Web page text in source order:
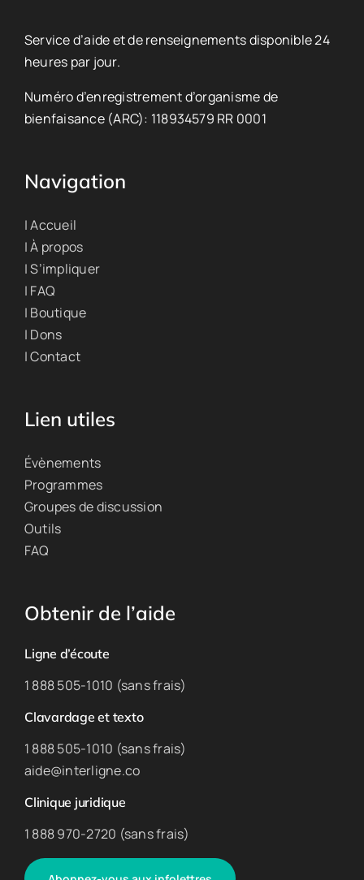
Service d’aide et de renseignements disponible 24
heures par jour.
Numéro d’enregistrement d’organisme de
bienfaisance (ARC): 118934579 RR 0001
Navigation
| Accueil
| À propos
| S’impliquer
| FAQ
| Boutique
| Dons
| Contact
Lien utiles
Évènements
Programmes
Groupes de discussion
Outils
FAQ
Obtenir de l’aide
Ligne d’écoute
1 888 505-1010 (sans frais)
Clavardage et texto
1 888 505-1010 (sans frais)
aide@interligne.co
Clinique juridique
1 888 970-2720 (sans frais)